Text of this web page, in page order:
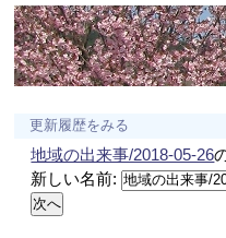
更新履歴をみる
地域の出来事/2018-05-26
新しい名前: